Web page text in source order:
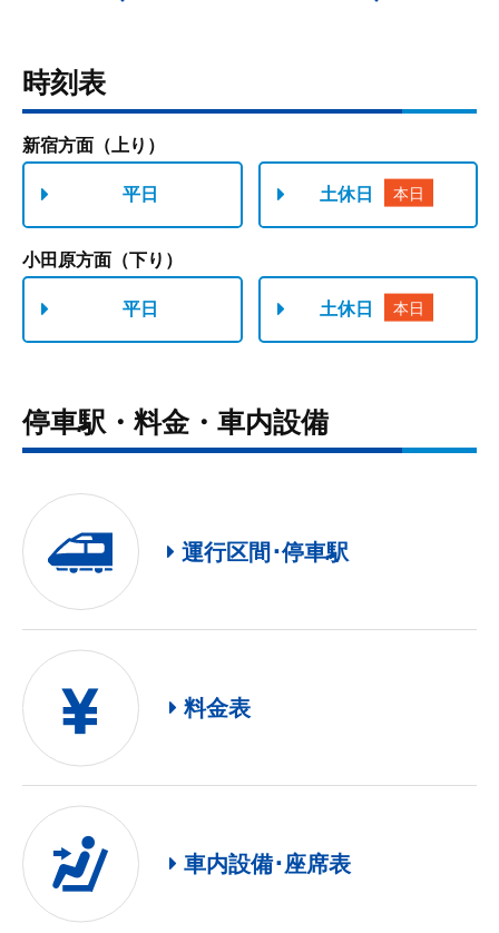
時刻表
停車駅・料金・車内設備
運行区間･停車駅
料金表
車内設備･座席表